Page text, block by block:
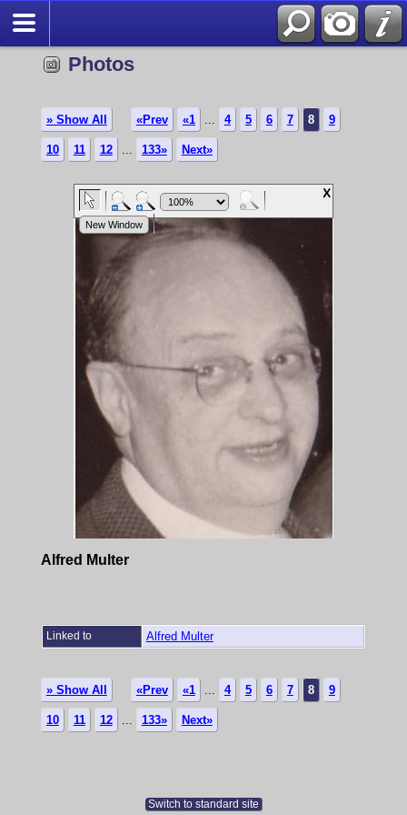
Photos
» Show All «Prev «1 ... 4 5 6 7 8 9
10 11 12 ... 133» Next»
Alfred Multer
Linked to Alfred Multer
» Show All «Prev «1 4 5 6 7 8 9
10 11 12 133» Next»
Switch to standard site